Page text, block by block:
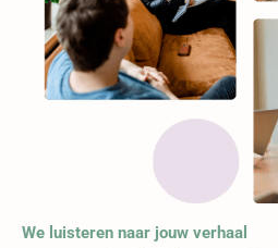
We luisteren naar jouw verhaal